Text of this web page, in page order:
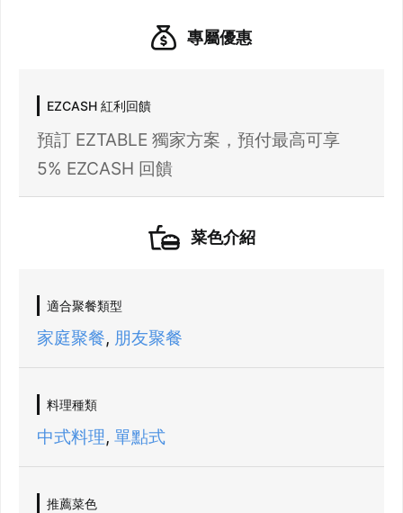
專屬優惠
EZCASH 紅利回饋
預訂 EZTABLE 獨家方案，預付最高可享
5% EZCASH 回饋
菜色介紹
適合聚餐類型
家庭聚餐, 朋友聚餐
料理種類
中式料理, 單點式
推薦菜色